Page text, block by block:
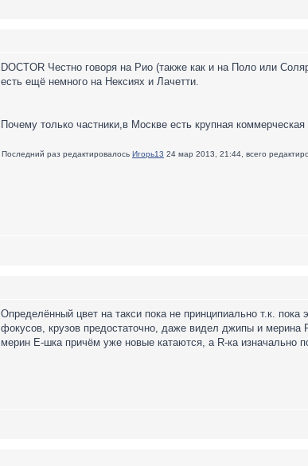
DOCTOR Честно говоря на Рио (также как и на Поло или
есть ещё немного на Нексиях и Лачетти.
Почему только частники,в Москве есть крупная
Последний раз редактировалось Игорь13 24 мар 2013, 21:44, всего
Определённый цвет на такси пока не принципиально т.к.
фокусов, крузов предостаточно, даже видел джипы и
мерин Е-шка причём уже новые катаются, а R-ка изначально